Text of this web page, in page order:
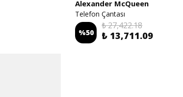
Alexander McQueen
Telefon Çantası
%50
₺ 27,422.18
₺ 13,711.09